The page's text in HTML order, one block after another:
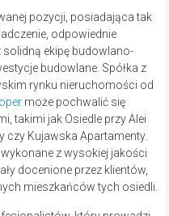
pozycji, posiadająca tak
odpowiednie
ekipę budowlano-
budowlane. Spółka z
rynku nieruchomości od
może pochwalić się
takimi jak Osiedle przy Alei
czy Kujawska Apartamenty.
z wysokiej jakości
docenione przez klientów,
mieszkańców tych osiedli.